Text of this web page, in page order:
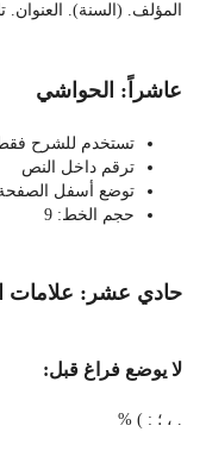
المؤلف. (السنة). العنوان.
عاشراً: الحواشي
تستخدم للشرح
ترقم داخل النص
توضع أسفل
حجم الخط: 9
حادي عشر: علامات
لا يوضع فراغ قبل:
. ، ؛ : ) %